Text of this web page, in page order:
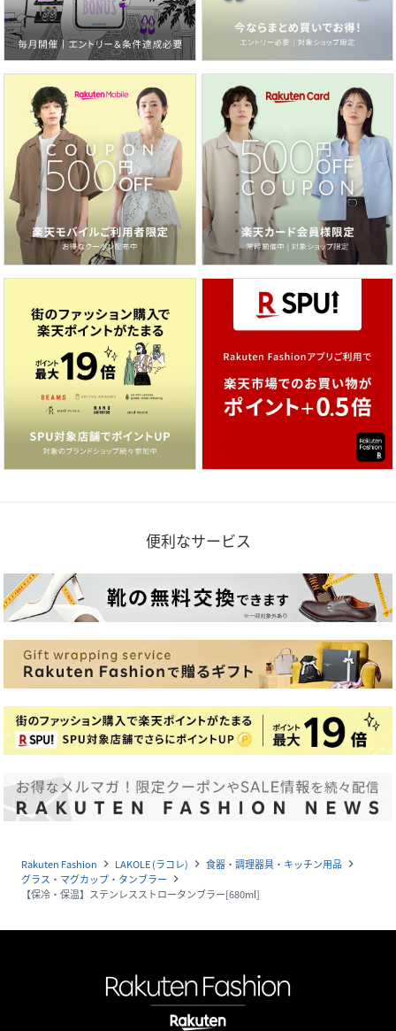
便利なサービス
Rakuten Fashion navigate_next LAKOLE (ラコレ) navigate_next 食器・調理器具・キッチン用品 navigate_next
グラス・マグカップ・タンブラー navigate_next
【保冷・保温】ステンレスストロータンブラー[680ml]